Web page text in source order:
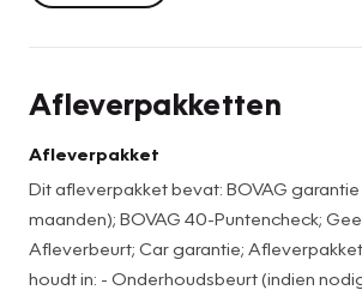
zitpositie kunt vinden voor elke rit. Het
geniet van een prachtig uitzicht op de
het Head-Up Display heb je alle
direct in je zichtveld, zodat je je ogen
houden.
Afleverpakketten
Afleverpakket
Dit afleverpakket bevat: BOVAG garantie
maanden); BOVAG 40-Puntencheck;
Afleverbeurt; Car garantie;
houdt in: - Onderhoudsbeurt (indien